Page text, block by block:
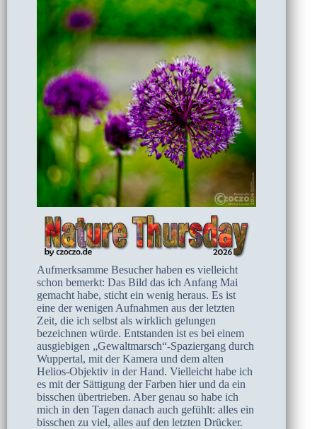
Aufmerksamme Besucher haben es vielleicht
schon bemerkt: Das Bild das ich Anfang Mai
gemacht habe, sticht ein wenig heraus. Es ist
eine der wenigen Aufnahmen aus der letzten
Zeit, die ich selbst als wirklich gelungen
bezeichnen würde. Entstanden ist es bei einem
ausgiebigen „Gewaltmarsch“-Spaziergang durch
Wuppertal, mit der Kamera und dem alten
Helios-Objektiv in der Hand. Vielleicht habe ich
es mit der Sättigung der Farben hier und da ein
bisschen übertrieben. Aber genau so habe ich
mich in den Tagen danach auch gefühlt: alles ein
bisschen zu viel, alles auf den letzten Drücker.